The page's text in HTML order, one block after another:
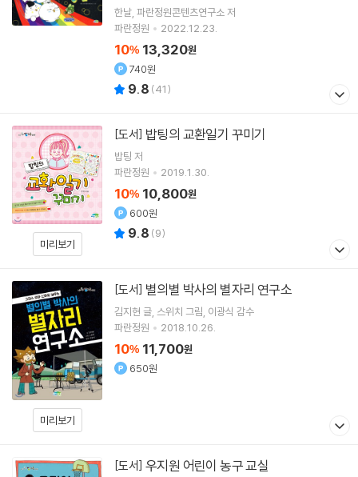
한날 파란정원콘텐츠연구소 저
파란정원
2022.12.23.
10% 13,320원
740원
9.8 (41)
미리보기
[도서] 밥팅의 교환일기 꾸미기
밥팅 저
파란정원
2019.1.30.
10% 10,800원
600원
9.8 (9)
미리보기
[도서] 별의별 박사의 별자리 연구소
김지현 글 스위치 그림 이광식 감수
파란정원
2018.10.26.
10% 11,700원
650원
[도서] 우지원 어린이 농구 교실